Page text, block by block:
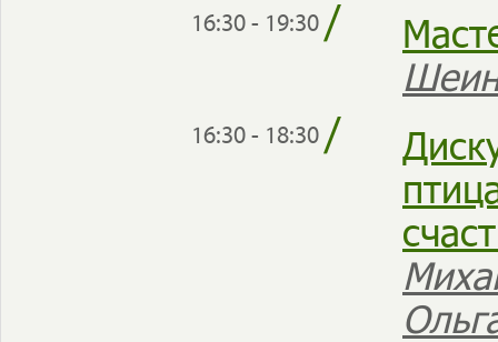
16:30 - 19:30/
16:30 - 18:30/